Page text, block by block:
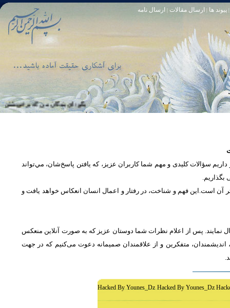
پیوند ها ارسال مقالات ارسال نامه
بگو: اى بندگان من كه بر خويشتن زياده‏تا [مبادا] كسى بگويد: افسوس بر آنچه در كار خدا كوتاهى كردم! و حقّا كه من از ريشخند كنندگان بودم. سوره زمر 56
سؤالات کلیدی و مهم شما كاربران عزیز، که یافتن پاسخ‌‌شان، مي‌تواند
بگذاریم.
آن است.این فهم و شناخت، در رفتار و اعمال انسان انعكاس خواهد يافت و
پس از اعلام نظرات شما دوستان عزیز که به صورت آنلاین منعکس
متفکرین و از علاقمندان صمیمانه دعوت می‌کنیم که در جهت
Hacked By Younes_Dz Hacked By Younes_Dz